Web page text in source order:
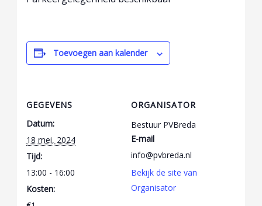
Toevoegen aan kalender
GEGEVENS
Datum:
18 mei, 2024
Tijd:
13:00 - 16:00
Kosten:
ORGANISATOR
Bestuur PVBreda
E-mail
info@pvbreda.nl
Bekijk de site van
Organisator